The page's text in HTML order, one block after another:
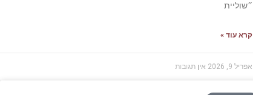
״שוליית
קרא עוד »
אפריל 9, 2026 אין תגובות